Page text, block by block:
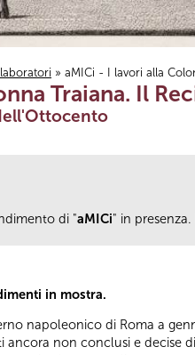
» aMICi - I lavori alla
Traiana. Il
di "aMICi" in
in mostra.
napoleonico di Roma a
ancora non conclusi e